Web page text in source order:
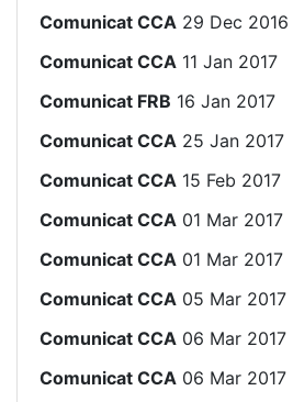
Comunicat CCA 29 Dec 2016
Comunicat CCA 11 Jan 2017
Comunicat FRB 16 Jan 2017
Comunicat CCA 25 Jan 2017
Comunicat CCA 15 Feb 2017
Comunicat CCA 01 Mar 2017
Comunicat CCA 01 Mar 2017
Comunicat CCA 05 Mar 2017
Comunicat CCA 06 Mar 2017
Comunicat CCA 06 Mar 2017